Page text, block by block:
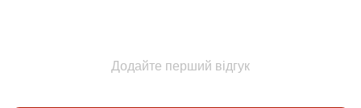
Додайте перший відгук